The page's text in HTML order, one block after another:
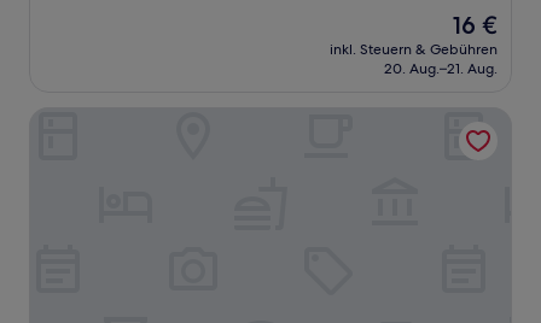
Der
Preis
beträgt
16 €
inkl. Steuern & Gebühren
20. Aug.–21. Aug.